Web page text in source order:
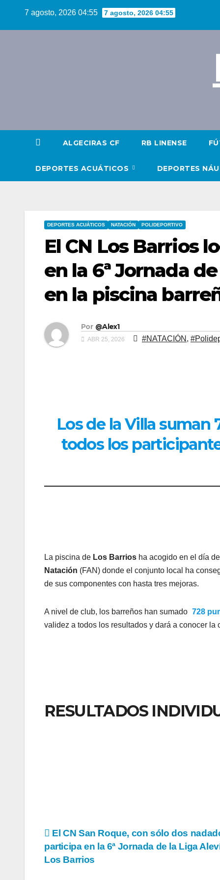
7 agosto, 2026 04:55 7 agosto, 2026 04:55
ALGECIRAS CF RB LINENSE
DEPORTES ACUÁTICOS DEPORTES
DEPORTES ACUÁTICOS NATACIÓN POLIDEPORTIVO
El CN Los Barrios
en la 6ª Jornada
en la piscina
Por @Alex1
ABR 25, 2026 #NATACIÓN ,
Los de la Villa
todos los
La piscina de Los Barrios ha acogido en el día
Natación (FAN) donde el conjunto local ha
de sus componentes con hasta tres mejoras.
A nivel de club, los barreños han sumado 728
validez a todos los resultados y dará a conocer
RESULTADOS
Navegación
de
El CN San Roque, con sólo dos
participa en la 6ª Jornada de la Liga
Los Barrios